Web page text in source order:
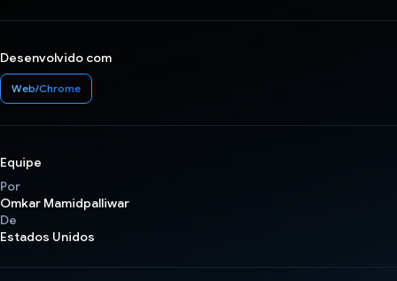
Desenvolvido com
Web/Chrome
Equipe
Por
Omkar Mamidpalliwar
De
Estados Unidos